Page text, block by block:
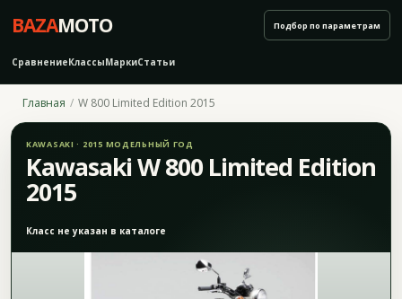
BAZAMOTO
СравнениеКлассыМаркиСтатьи
Подбор по параметрам
Главная W 800 Limited Edition 2015
KAWASAKI · 2015 МОДЕЛЬНЫЙ ГОД
Kawasaki W 800 Limited Edition
2015
Класс не указан в каталоге